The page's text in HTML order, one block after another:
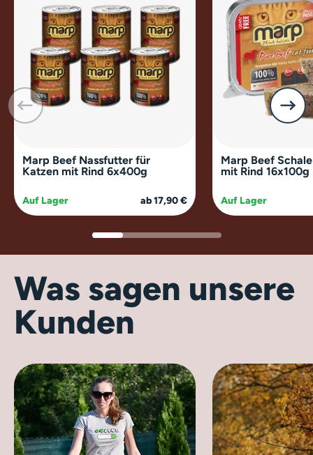
Marp Beef Nassfutter für
Katzen mit Rind 6x400g
Auf Lager ab 17,90 €
Marp Beef
mit Rind 16x100g
Auf Lager
Was sagen unsere
Kunden